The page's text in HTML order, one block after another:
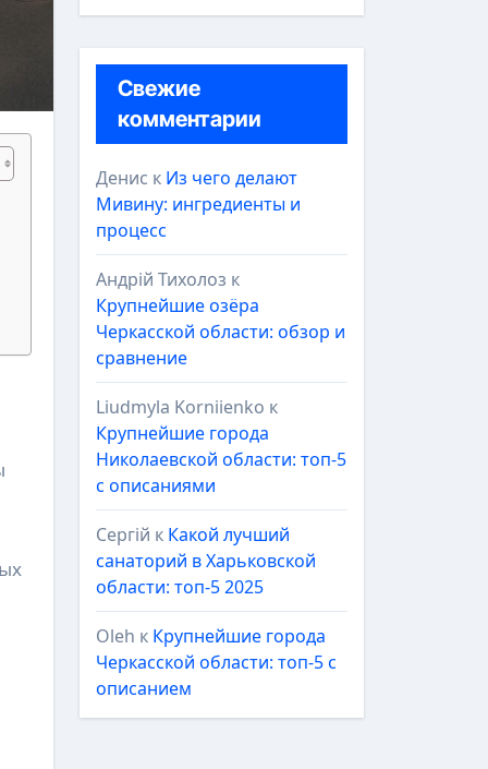
Свежие
комментарии
Денис к Из чего делают
Мивину: ингредиенты и
процесс
Андрій Тихолоз к
Крупнейшие озёра
Черкасской области: обзор и
сравнение
Liudmyla Korniienko к
Крупнейшие города
Николаевской области: топ-5
с описаниями
Сергій к Какой лучший
санаторий в Харьковской
области: топ-5 2025
Oleh к Крупнейшие города
Черкасской области: топ-5 с
описанием